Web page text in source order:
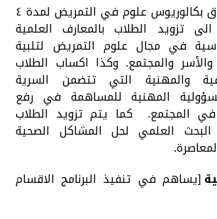
تقدم الكلية مساق بكالوريوس علوم في التمريض لمدة ٤
تزويد الطلاب بالمعارف العلمية
في مجال علوم التمريض لتلبية
والأسر والمجتمع. وكذا اكساب الطلاب
والمهنية التي تتضمن السرية
المهنية للمساهمة في رفع
المجتمع. كما يتم تزويد الطلاب
العلمي لحل المشاكل الصحية
[يساهم في تنفيذ البرنامج الاقسام